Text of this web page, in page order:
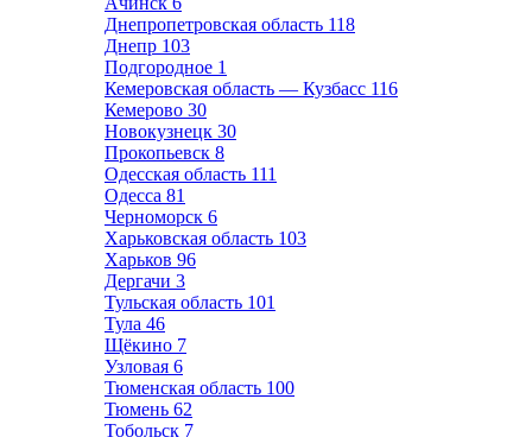
Днепропетровская область 118
Днепр 103
Подгородное 1
Кемеровская область — Кузбасс 116
Кемерово 30
Новокузнецк 30
Прокопьевск 8
Одесская область 111
Одесса 81
Черноморск 6
Харьковская область 103
Харьков 96
Дергачи 3
Тульская область 101
Тула 46
Щёкино 7
Узловая 6
Тюменская область 100
Тюмень 62
Тобольск 7